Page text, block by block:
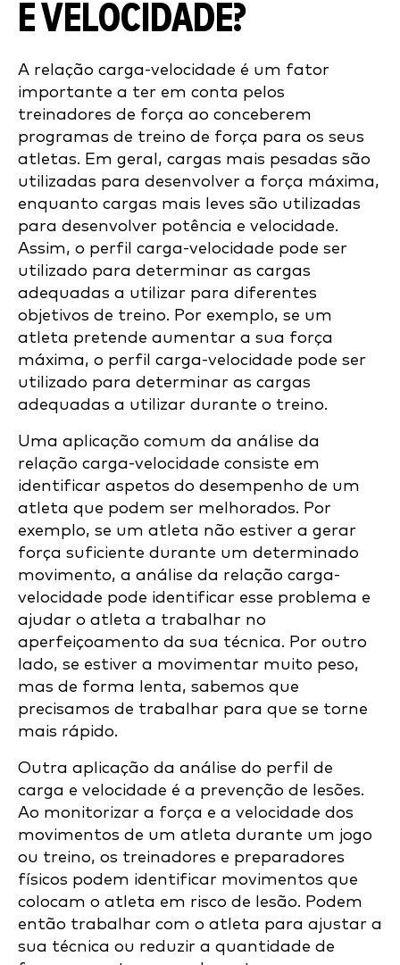
E VELOCIDADE?
A relação carga-velocidade é um fator
importante a ter em conta pelos
treinadores de força ao conceberem
programas de treino de força para os seus
atletas. Em geral, cargas mais pesadas são
utilizadas para desenvolver a força máxima,
enquanto cargas mais leves são utilizadas
para desenvolver potência e velocidade.
Assim, o perfil carga-velocidade pode ser
utilizado para determinar as cargas
adequadas a utilizar para diferentes
objetivos de treino. Por exemplo, se um
atleta pretende aumentar a sua força
máxima, o perfil carga-velocidade pode ser
utilizado para determinar as cargas
adequadas a utilizar durante o treino.
Uma aplicação comum da análise da
relação carga-velocidade consiste em
identificar aspetos do desempenho de um
atleta que podem ser melhorados. Por
exemplo, se um atleta não estiver a gerar
força suficiente durante um determinado
movimento, a análise da relação carga-
velocidade pode identificar esse problema e
ajudar o atleta a trabalhar no
aperfeiçoamento da sua técnica. Por outro
lado, se estiver a movimentar muito peso,
mas de forma lenta, sabemos que
precisamos de trabalhar para que se torne
mais rápido.
Outra aplicação da análise do perfil de
carga e velocidade é a prevenção de lesões.
Ao monitorizar a força e a velocidade dos
movimentos de um atleta durante um jogo
ou treino, os treinadores e preparadores
físicos podem identificar movimentos que
colocam o atleta em risco de lesão. Podem
então trabalhar com o atleta para ajustar a
sua técnica ou reduzir a quantidade de